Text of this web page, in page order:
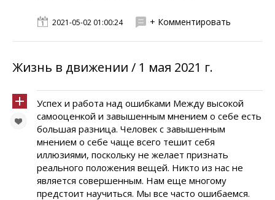
2021-05-02 01:00:24 + Комментировать
Жизнь в движении / 1 мая 2021 г.
Успех и работа над ошибками Между высокой
самооценкой и завышенным мнением о себе есть
большая разница. Человек с завышенным
мнением о себе чаще всего тешит себя
иллюзиями, поскольку не желает признать
реального положения вещей. Никто из нас не
является совершенным. Нам еще многому
предстоит научиться. Мы все часто ошибаемся.